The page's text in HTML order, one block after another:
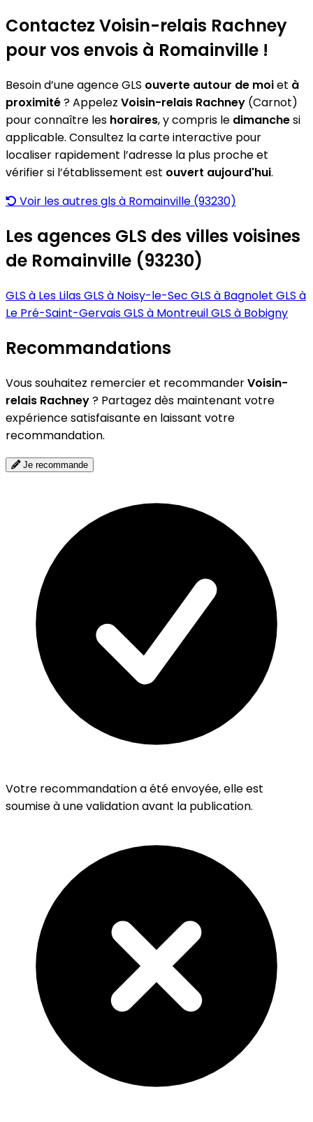
Contactez Voisin-relais Rachney
pour vos envois à Romainville !
Besoin d’une agence GLS ouverte autour de moiet à
proximité? Appelez Voisin-relais Rachney (Carnot)
pour connaître les horaires, y compris le dimanchesi
applicable. Consultez la carte interactive pour
localiser rapidement l’adresse la plus proche et
vérifier si l’établissement est ouvert aujourd'hui.
Voir les autres gls à Romainville (93230)
Les agences GLS des villes voisines
de Romainville (93230)
GLS à Les LilasGLS à Noisy-le-Sec GLS à Bagnolet GLS à
Le Pré-Saint-GervaisGLS à MontreuilGLS à Bobigny
Recommandations
Vous souhaitez remercier et recommanderVoisin-
relais Rachney? Partagez dès maintenant votre
expérience satisfaisante en laissant votre
recommandation.
Je recommande
Votre recommandation a été envoyée, elle est
soumise à une validation avant la publication.